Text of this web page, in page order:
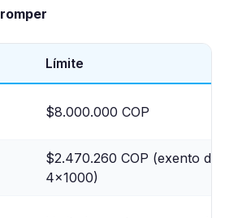
Límite
$8.000.000 COP
$2.470.260 COP (exento de
4x1000)